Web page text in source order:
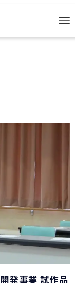
発事業 試作品